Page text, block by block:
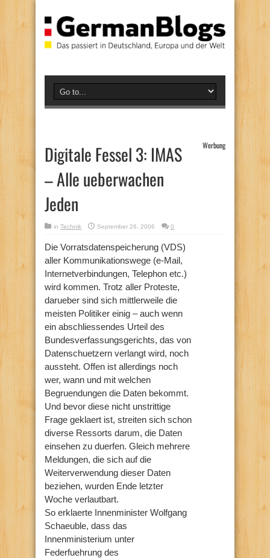
Digitale Fessel 3: IMAS
– Alle ueberwachen
Jeden
Werbung
in Technik September 26, 2006 0
Die Vorratsdatenspeicherung (VDS)
aller Kommunikationswege (e-Mail,
Internetverbindungen, Telephon etc.)
wird kommen. Trotz aller Proteste,
darueber sind sich mittlerweile die
meisten Politiker einig – auch wenn
ein abschliessendes Urteil des
Bundesverfassungsgerichts, das von
Datenschuetzern verlangt wird, noch
aussteht. Offen ist allerdings noch
wer, wann und mit welchen
Begruendungen die Daten bekommt.
Und bevor diese nicht unstrittige
Frage geklaert ist, streiten sich schon
diverse Ressorts darum, die Daten
einsehen zu duerfen. Gleich mehrere
Meldungen, die sich auf die
Weiterverwendung dieser Daten
beziehen, wurden Ende letzter
Woche verlautbart.
So erklaerte Innenminister Wolfgang
Schaeuble, dass das
Innenministerium unter
Federfuehrung des